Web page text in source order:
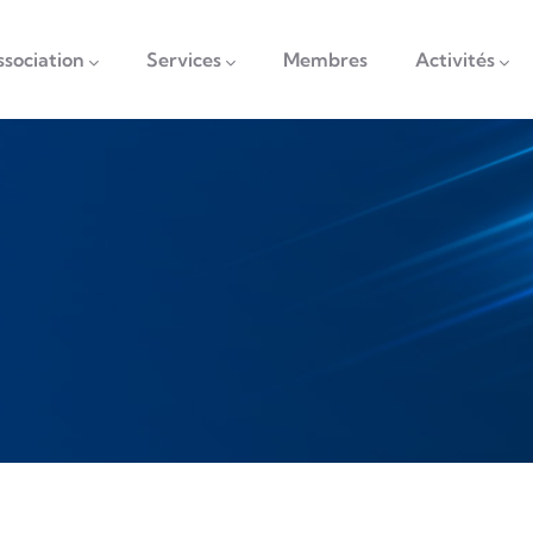
Services Membres Activités